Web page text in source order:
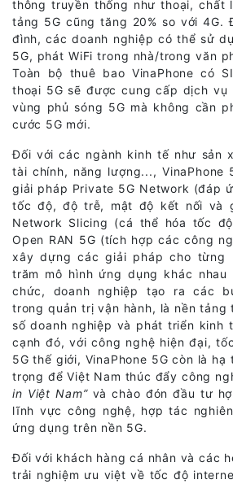
thông truyền thống như thoại, chất
tảng 5G cũng tăng 20% so với 4G.
đình, các doanh nghiệp có thể sử
5G, phát WiFi trong nhà/trong văn
Toàn bộ thuê bao VinaPhone có
thoại 5G sẽ được cung cấp dịch vụ
vùng phủ sóng 5G mà không cần
cước 5G mới.
Đối với các ngành kinh tế như sản
tài chính, năng lượng..., VinaPhone
giải pháp Private 5G Network (đáp
tốc độ, độ trễ, mật độ kết nối và
Network Slicing (cá thể hóa tốc
Open RAN 5G (tích hợp các công
xây dựng các giải pháp cho từng
trăm mô hình ứng dụng khác
chức, doanh nghiệp tạo ra các
trong quản trị vận hành, là nền tảng
số doanh nghiệp và phát triển kinh
cạnh đó, với công nghệ hiện đại,
5G thế giới, VinaPhone 5G còn là
trọng để Việt Nam thúc đẩy công
in Việt Nam”và chào đón đầu tư
lĩnh vực công nghệ, hợp tác
ứng dụng trên nền 5G.
Đối với khách hàng cá nhân và các
trải nghiệm ưu việt về tốc độ